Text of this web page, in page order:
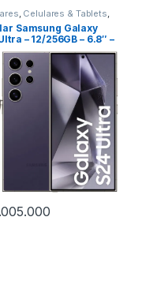
, Celulares & Tablets,
Samsung Galaxy
– 12/256GB – 6.8″ –
Sim